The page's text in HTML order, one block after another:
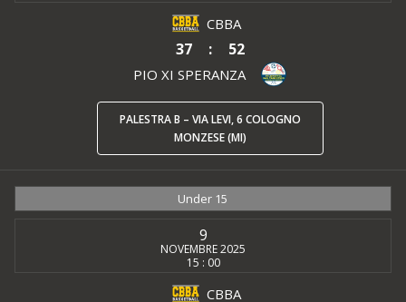
CBBA
37 : 52
PIO XI SPERANZA
PALESTRA B – VIA LEVI, 6 COLOGNO
MONZESE (MI)
Under 15
9
NOVEMBRE 2025
15 : 00
CBBA